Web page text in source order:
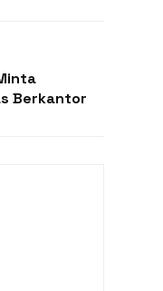
Berkantor